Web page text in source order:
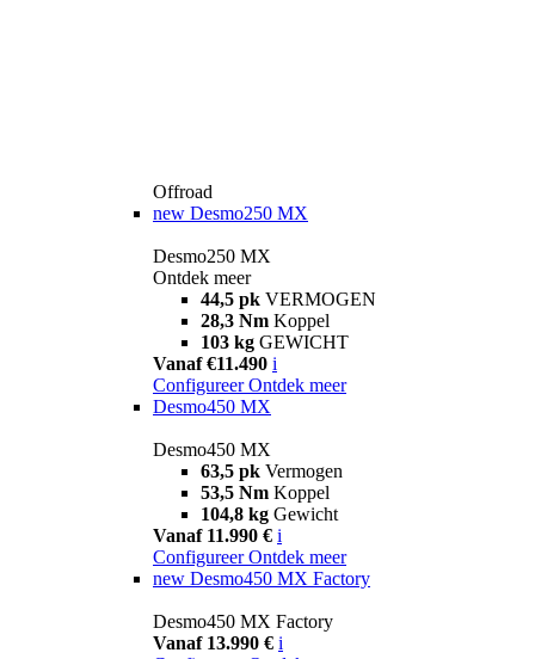
Offroad
new Desmo250 MX
Desmo250 MX
Ontdek meer
44,5 pk VERMOGEN
28,3 Nm Koppel
103 kg GEWICHT
Vanaf €11.490 i
Configureer Ontdek meer
Desmo450 MX
Desmo450 MX
63,5 pk Vermogen
53,5 Nm Koppel
104,8 kg Gewicht
Vanaf 11.990 € i
Configureer Ontdek meer
new Desmo450 MX Factory
Desmo450 MX Factory
Vanaf 13.990 € i